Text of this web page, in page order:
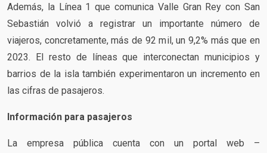
Además, la Línea 1 que comunica Valle Gran Rey con San
Sebastián volvió a registrar un importante número de
viajeros, concretamente, más de 92 mil, un 9,2% más que en
2023. El resto de líneas que interconectan municipios y
barrios de la isla también experimentaron un incremento en
las cifras de pasajeros.
Información para pasajeros
La empresa pública cuenta con un portal web –